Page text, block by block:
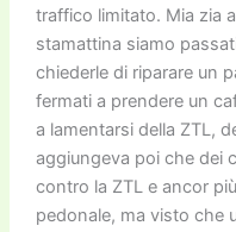
traffico limitato. Mia zia
stamattina siamo
chiederle di riparare un
fermati a prendere un
a lamentarsi della ZTL,
aggiungeva poi che dei
contro la ZTL e ancor
pedonale, ma visto che